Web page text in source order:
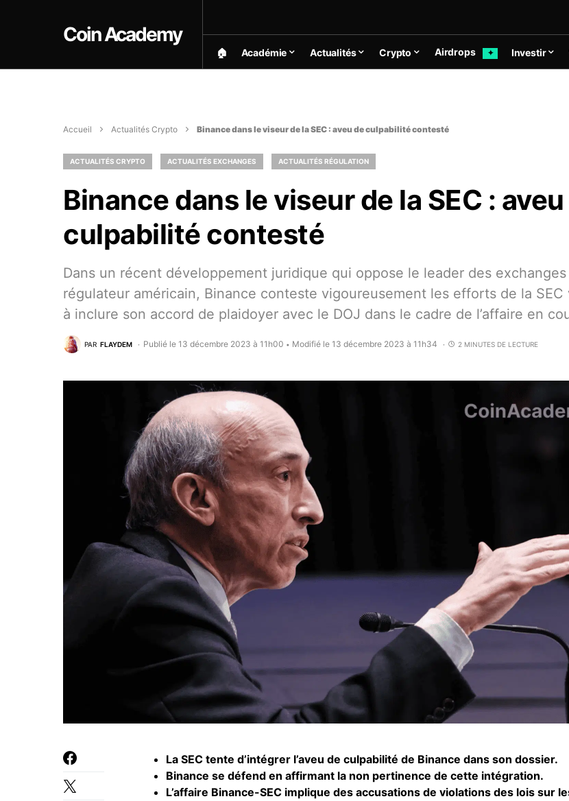
Coin Academy
🏠︎ Académie Actualités Crypto Airdrops ✦ Investir
Accueil Actualités Crypto Binance dans le viseur de la SEC : aveu de culpabilité contesté
ACTUALITÉS CRYPTO ACTUALITÉS EXCHANGES ACTUALITÉS RÉGULATION
Binance dans le viseur de la SEC :
culpabilité contesté
Dans un récent développement juridique qui oppose le leader des exchanges
régulateur américain, Binance conteste vigoureusement les efforts de la SEC
à inclure son accord de plaidoyer avec le DOJ dans le cadre de l’affaire en
PAR FLAYDEM Publié le 13 décembre 2023 à 11h00 • Modifié le 13 décembre 2023 à 11h34 2 MINUTES DE LECTURE
La SEC tente d’intégrer l’aveu de culpabilité de Binance dans son dossier.
Binance se défend en affirmant la non pertinence de cette intégration.
L’affaire Binance-SEC implique des accusations de violations des lois sur